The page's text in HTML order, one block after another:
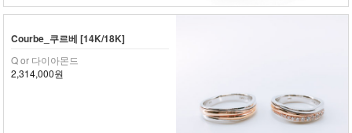
Courbe_쿠르베 [14K/18K]
Q or 다이아몬드
2,314,000원